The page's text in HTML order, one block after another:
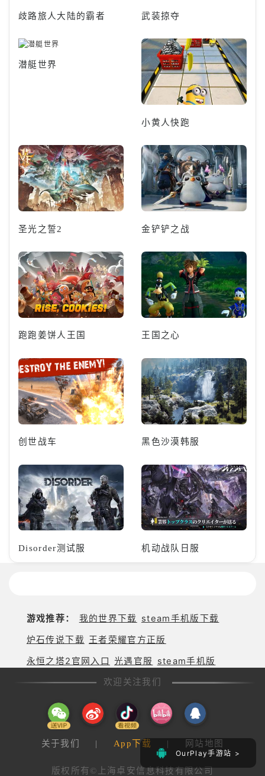
OurPlay手游站 >
歧路旅人大陆的霸者 武装掠夺
潜艇世界
小黄人快跑
圣光之誓2 金铲铲之战
跑跑姜饼人王国 王国之心
创世战车 黑色沙漠韩服
Disorder测试服 机动战队日服
游戏推荐： 我的世界下载 steam手机版下载
炉石传说下载 王者荣耀官方正版
永恒之塔2官网入口 光遇官服
steam手机版
欢迎关注我们
关于我们 | App下载 | 网站地图
版权所有©上海卓安信息科技有限公司